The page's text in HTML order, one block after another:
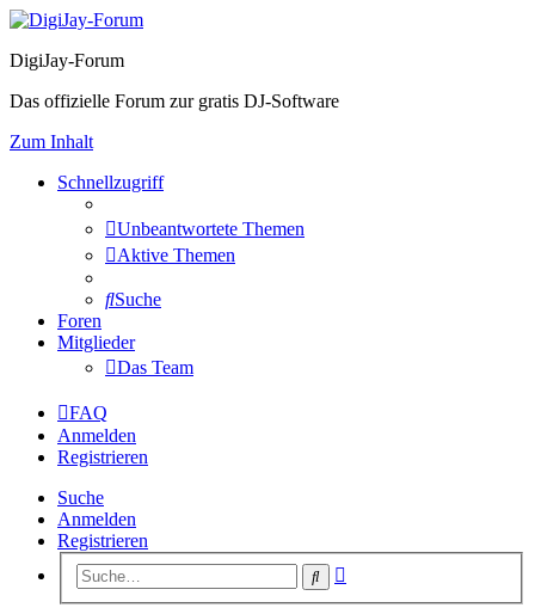
DigiJay-Forum
Das offizielle Forum zur gratis DJ-Software
Zum Inhalt
Schnellzugriff
Unbeantwortete Themen
Aktive Themen
Suche
Foren
Mitglieder
Das Team
FAQ
Anmelden
Registrieren
Suche
Anmelden
Registrieren
Suche